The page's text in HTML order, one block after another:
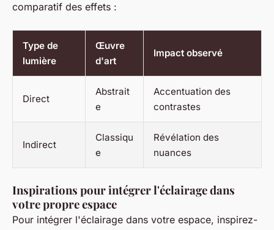
comparatif des effets :
Type de
lumière
Œuvre
d'art
Impact observé
Direct
Abstrait
e
Accentuation des
contrastes
Indirect
Classiqu
e
Révélation des
nuances
Inspirations pour intégrer l'éclairage dans
votre propre espace
Pour intégrer l'éclairage dans votre espace, inspirez-